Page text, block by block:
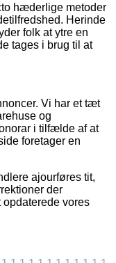
hæderlige metoder
Herinde
folk at ytre en
tages i brug til at
Vi har et tæt
og
i tilfælde af at
foretager en
ajourføres tit,
der
opdaterede vores